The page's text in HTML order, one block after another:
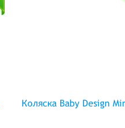
Коляска Baby Design